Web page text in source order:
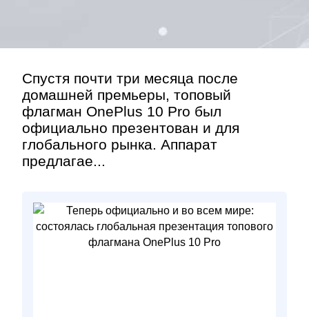
Спустя почти три месяца после
домашней премьеры, топовый
флагман OnePlus 10 Pro был
официально презентован и для
глобального рынка. Аппарат
предлагае...